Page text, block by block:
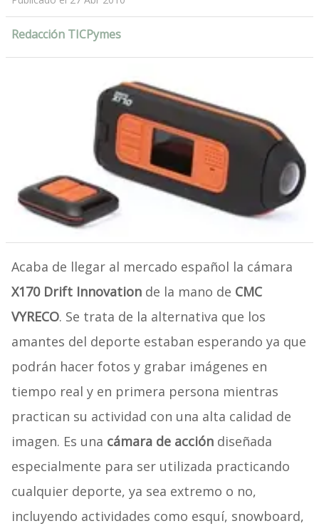
Redacción TICPymes
Acaba de llegar al mercado español la cámara
X170 Drift Innovationde la mano de CMC
VYRECO. Se trata de la alternativa que los
amantes del deporte estaban esperando ya que
podrán hacer fotos y grabar imágenes en
tiempo real y en primera persona mientras
practican su actividad con una alta calidad de
imagen. Es una cámara de accióndiseñada
especialmente para ser utilizada practicando
cualquier deporte, ya sea extremo o no,
incluyendo actividades como esquí, snowboard,